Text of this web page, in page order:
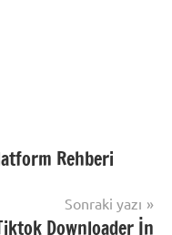
Rehberi
Sonraki yazı
Downloader İn